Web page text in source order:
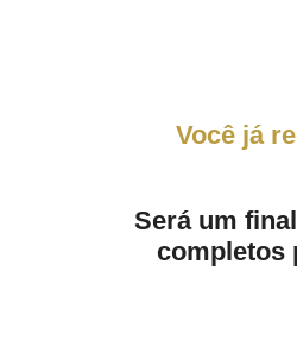
Você já
Será um
completos